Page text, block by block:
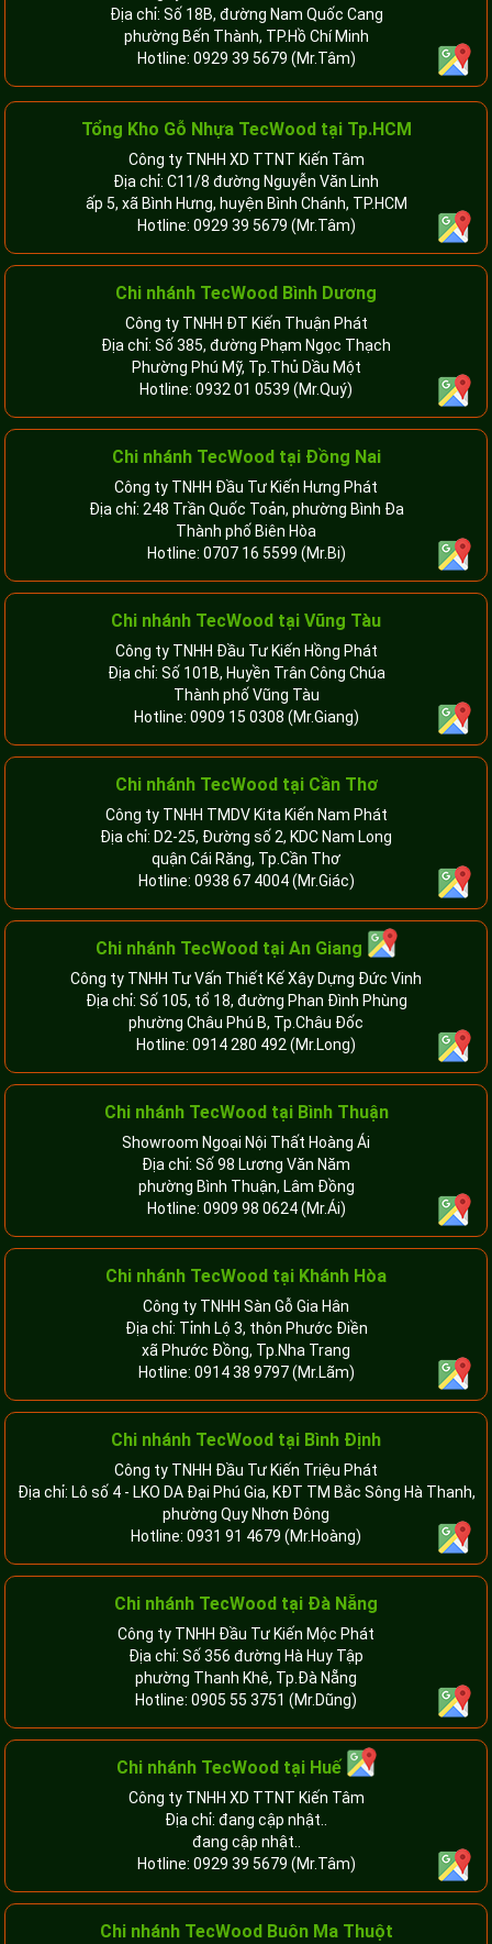
Địa chỉ: Số 18B, đường Nam Quốc Cang
phường Bến Thành, TP.Hồ Chí Minh
Hotline: 0929 39 5679 (Mr.Tâm)
Tổng Kho Gỗ Nhựa TecWood tại Tp.HCM
Công ty TNHH XD TTNT Kiến Tâm
Địa chỉ: C11/8 đường Nguyễn Văn Linh
ấp 5, xã Bình Hưng, huyện Bình Chánh, TP.HCM
Hotline: 0929 39 5679 (Mr.Tâm)
Chi nhánh TecWood Bình Dương
Công ty TNHH ĐT Kiến Thuận Phát
Địa chỉ: Số 385, đường Phạm Ngọc Thạch
Phường Phú Mỹ, Tp.Thủ Dầu Một
Hotline: 0932 01 0539 (Mr.Quý)
Chi nhánh TecWood tại Đồng Nai
Công ty TNHH Đầu Tư Kiến Hưng Phát
Địa chỉ: 248 Trần Quốc Toản, phường Bình Đa
Thành phố Biên Hòa
Hotline: 0707 16 5599 (Mr.Bi)
Chi nhánh TecWood tại Vũng Tàu
Công ty TNHH Đầu Tư Kiến Hồng Phát
Địa chỉ: Số 101B, Huyền Trân Công Chúa
Thành phố Vũng Tàu
Hotline: 0909 15 0308 (Mr.Giang)
Chi nhánh TecWood tại Cần Thơ
Công ty TNHH TMDV Kita Kiến Nam Phát
Địa chỉ: D2-25, Đường số 2, KDC Nam Long
quận Cái Răng, Tp.Cần Thơ
Hotline: 0938 67 4004(Mr.Giác)
Chi nhánh TecWood tại An Giang
Công ty TNHH Tư Vấn Thiết Kế Xây Dựng Đức Vinh
Địa chỉ: Số 105, tổ 18, đường Phan Đình Phùng
phường Châu Phú B, Tp.Châu Đốc
Hotline: 0914 280 492(Mr.Long)
Chi nhánh TecWood tại Bình Thuận
Showroom Ngoại Nội Thất Hoàng Ái
Địa chỉ: Số 98 Lương Văn Năm
phường Bình Thuận, Lâm Đồng
Hotline: 0909 98 0624(Mr.Ái)
Chi nhánh TecWood tại Khánh Hòa
Công ty TNHH Sàn Gỗ Gia Hân
Địa chỉ: Tỉnh Lộ 3, thôn Phước Điền
xã Phước Đồng, Tp.Nha Trang
Hotline: 0914 38 9797(Mr.Lãm)
Chi nhánh TecWood tại Bình Định
Công ty TNHH Đầu Tư Kiến Triệu Phát
Địa chỉ: Lô số 4 - LKO DA Đại Phú Gia, KĐT TM Bắc Sông Hà Thanh,
phường Quy Nhơn Đông
Hotline: 0931 91 4679 (Mr.Hoàng)
Chi nhánh TecWood tại Đà Nẵng
Công ty TNHH Đầu Tư Kiến Mộc Phát
Địa chỉ: Số 356 đường Hà Huy Tập
phường Thanh Khê, Tp.Đà Nẵng
Hotline: 0905 55 3751 (Mr.Dũng)
Chi nhánh TecWood tại Huế
Công ty TNHH XD TTNT Kiến Tâm
Địa chỉ: đang cập nhật..
đang cập nhật..
Hotline: 0929 39 5679 (Mr.Tâm)
Chi nhánh TecWood Buôn Ma Thuột